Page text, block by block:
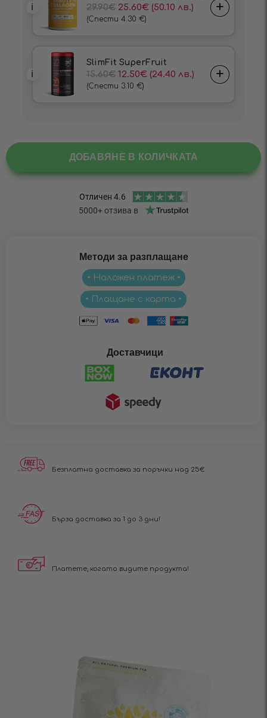
ДОБАВЯНЕ В КОЛИЧКАТА
Методи за разплащане
• Наложен платеж •
• Плащане с карта •
Доставчици
Безплатна доставка за поръчки над 25€
Бърза доставка за 1 до 3 дни!
Платете, когато видите продукта!